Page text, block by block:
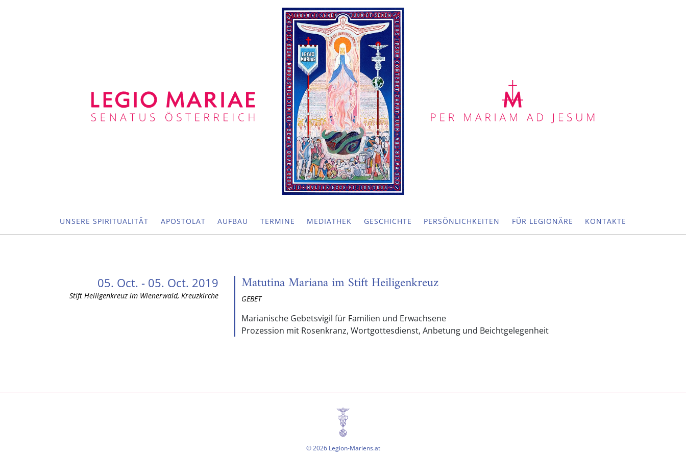
UNSERE SPIRITUALITÄT APOSTOLAT AUFBAU TERMINE MEDIATHEK GESCHICHTE PERSÖNLICHKEITEN FÜR LEGIONÄRE KONTAKTE
05. Oct. - 05. Oct. 2019
Stift Heiligenkreuz im Wienerwald, Kreuzkirche
Matutina Mariana im Stift Heiligenkreuz
GEBET
Marianische Gebetsvigil für Familien und Erwachsene
Prozession mit Rosenkranz, Wortgottesdienst, Anbetung und Beichtgelegenheit
© 2026 Legion-Mariens.at